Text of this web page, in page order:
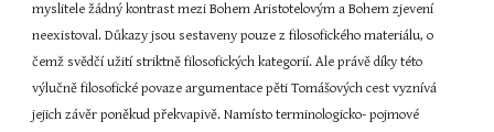
myslitele žádný kontrast mezi Bohem Aristotelovým a Bohem zjevení
neexistoval. Důkazy jsou sestaveny pouze z filosofického materiálu, o
čemž svědčí užití striktně filosofických kategorií. Ale právě díky této
výlučně filosofické povaze argumentace pěti Tomášových cest vyznívá
jejich závěr poněkud překvapivě. Namísto terminologicko- pojmové